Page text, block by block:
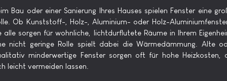
Bau oder einer Sanierung Ihres Hauses spielen Fenster eine
Ob Kunststoff-, Holz-, Aluminium- oder Holz-
alle sorgen für wohnliche, lichtdurflutete Räume in Ihrem
nicht geringe Rolle spielt dabei die Wärmedämmung. Alte
minderwertige Fenster sorgen oft für hohe Heizkosten,
leicht vermeiden lassen.